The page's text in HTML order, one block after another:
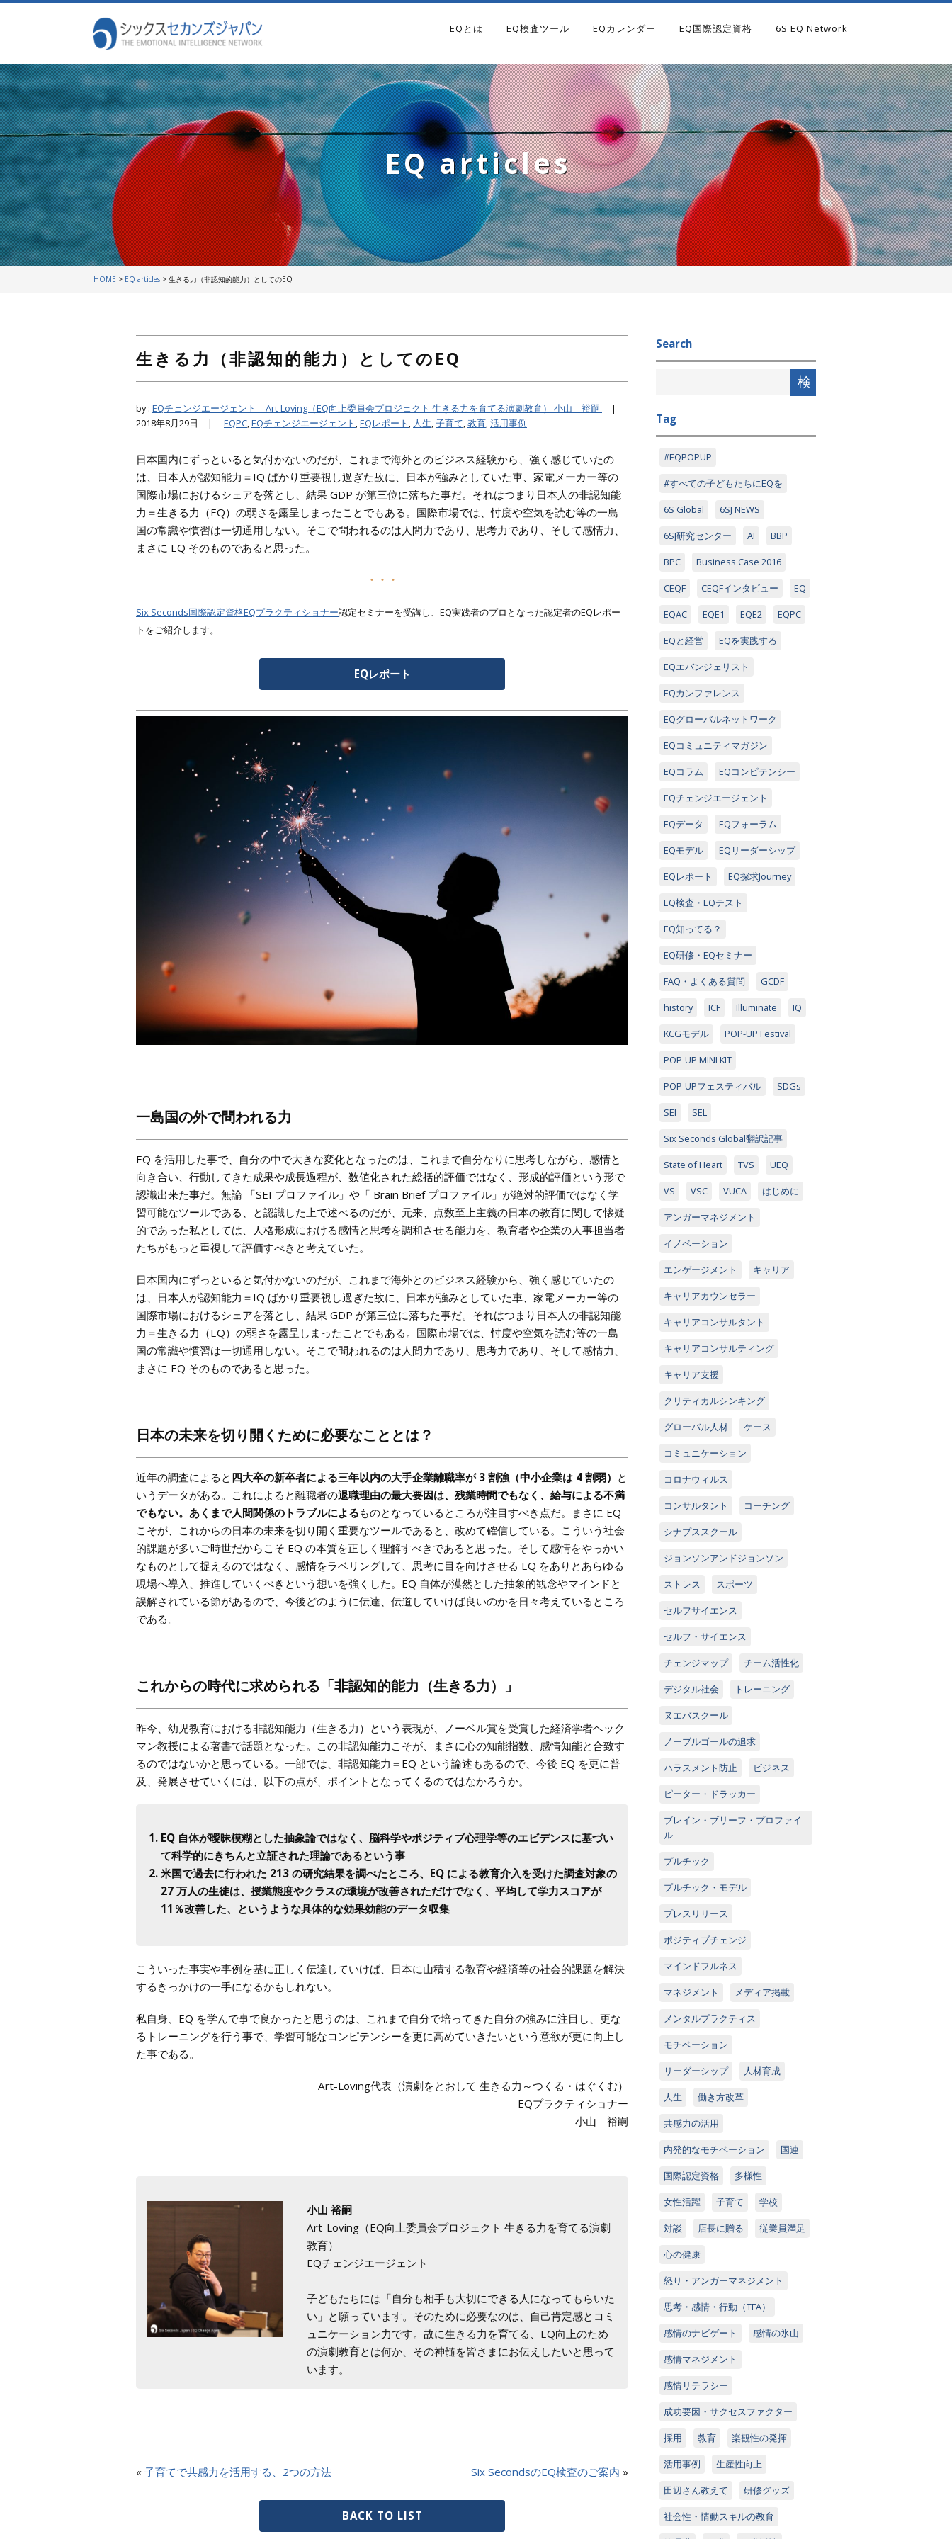
EQとは EQ検査ツール EQカレンダー EQ国際認定資格 6S EQ Network
EQ articles
HOME > EQ articles > 生きる力（非認知的能力）としてのEQ
生きる力（非認知的能力）としてのEQ
by : EQチェンジエージェント｜Art-Loving（EQ向上委員会プロジェクト 生きる力を育てる演劇教育） 小山 裕嗣
|
2018年8月29日 |
EQPC,EQチェンジエージェント ,EQレポート , 人生,子育て,教育,活用事例
日本国内にずっといると気付かないのだが、これまで海外とのビジネス経験から、強く感じていたの
は、日本人が認知能力＝IQ ばかり重要視し過ぎた故に、日本が強みとしていた車、家電メーカー等の
国際市場におけるシェアを落とし、結果 GDP が第三位に落ちた事だ。それはつまり日本人の非認知能
力＝生きる力（EQ）の弱さを露呈しまったことでもある。国際市場では、忖度や空気を読む等の一島
国の常識や慣習は一切通用しない。そこで問われるのは人間力であり、思考力であり、そして感情力、
まさに EQ そのものであると思った。
・・・
Six Seconds国際認定資格EQプラクティショナー認定セミナーを受講し、EQ実践者のプロとなった認定者のEQレポー
トをご紹介します。
EQレポート
一島国の外で問われる力
EQ を活用した事で、自分の中で大きな変化となったのは、これまで自分なりに思考しながら、感情と
向き合い、行動してきた成果や成長過程が、数値化された総括的評価ではなく、形成的評価という形で
認識出来た事だ。無論 「SEI プロファイル」や「 Brain Brief プロファイル」が絶対的評価ではなく学
習可能なツールである、と認識した上で述べるのだが、元来、点数至上主義の日本の教育に関して懐疑
的であった私としては、人格形成における感情と思考を調和させる能力を、教育者や企業の人事担当者
たちがもっと重視して評価すべきと考えていた。
日本国内にずっといると気付かないのだが、これまで海外とのビジネス経験から、強く感じていたの
は、日本人が認知能力＝IQ ばかり重要視し過ぎた故に、日本が強みとしていた車、家電メーカー等の
国際市場におけるシェアを落とし、結果 GDP が第三位に落ちた事だ。それはつまり日本人の非認知能
力＝生きる力（EQ）の弱さを露呈しまったことでもある。国際市場では、忖度や空気を読む等の一島
国の常識や慣習は一切通用しない。そこで問われるのは人間力であり、思考力であり、そして感情力、
まさに EQ そのものであると思った。
日本の未来を切り開くために必要なこととは？
近年の調査によると 四大卒の新卒者による三年以内の大手企業離職率が 3 割強（中小企業は 4 割弱） と
いうデータがある。これによると離職者の退職理由の最大要因は、残業時間でもなく、給与による不満
でもない。あくまで人間関係のトラブルによるものとなっているところが注目すべき点だ。まさに EQ
こそが、これからの日本の未来を切り開く重要なツールであると、改めて確信している。こういう社会
的課題が多いご時世だからこそ EQ の本質を正しく理解すべきであると思った。そして感情をやっかい
なものとして捉えるのではなく、感情をラベリングして、思考に目を向けさせる EQ をありとあらゆる
現場へ導入、推進していくべきという想いを強くした。EQ 自体が漠然とした抽象的観念やマインドと
誤解されている節があるので、今後どのように伝達、伝道していけば良いのかを日々考えているところ
である。
これからの時代に求められる「非認知的能力（生きる力）」
昨今、幼児教育における非認知能力（生きる力）という表現が、ノーベル賞を受賞した経済学者ヘック
マン教授による著書で話題となった。この非認知能力こそが、まさに心の知能指数、感情知能と合致す
るのではないかと思っている。一部では、非認知能力＝EQ という論述もあるので、今後 EQ を更に普
及、発展させていくには、以下の点が、ポイントとなってくるのではなかろうか。
EQ 自体が曖昧模糊とした抽象論ではなく、脳科学やポジティブ心理学等のエビデンスに基づい
て科学的にきちんと立証された理論であるという事
米国で過去に行われた 213 の研究結果を調べたところ、EQ による教育介入を受けた調査対象の
27 万人の生徒は、授業態度やクラスの環境が改善されただけでなく、平均して学力スコアが
11％改善した、というような具体的な効果効能のデータ収集
こういった事実や事例を基に正しく伝達していけば、日本に山積する教育や経済等の社会的課題を解決
するきっかけの一手になるかもしれない。
私自身、EQ を学んで事で良かったと思うのは、これまで自分で培ってきた自分の強みに注目し、更な
るトレーニングを行う事で、学習可能なコンピテンシーを更に高めていきたいという意欲が更に向上し
た事である。
Art-Loving代表（演劇をとおして 生きる力～つくる・はぐくむ）
EQプラクティショナー
小山 裕嗣
小山 裕嗣
Art-Loving（EQ向上委員会プロジェクト 生きる力を育てる演劇
教育）
EQチェンジエージェント
子どもたちには「自分も相手も大切にできる人になってもらいた
い」と願っています。そのために必要なのは、自己肯定感とコミ
ュニケーション力です。故に生きる力を育てる、EQ向上のため
の演劇教育とは何か、その神髄を皆さまにお伝えしたいと思って
います。
« 子育てで共感力を活用する、2つの方法 Six SecondsのEQ検査のご案内 »
BACK TO LIST
Search
Tag
#EQPOPUP
#すべての子どもたちにEQを
6S Global 6SJ NEWS
6SJ研究センター AI BBP
BPC Business Case 2016
CEQF CEQFインタビュー EQ
EQAC EQE1 EQE2 EQPC
EQと経営 EQを実践する
EQエバンジェリスト
EQカンファレンス
EQグローバルネットワーク
EQコミュニティマガジン
EQコラム EQコンピテンシー
EQチェンジエージェント
EQデータ EQフォーラム
EQモデル EQリーダーシップ
EQレポート EQ探求Journey
EQ検査・EQテスト
EQ知ってる？
EQ研修・EQセミナー
FAQ・よくある質問 GCDF
history ICF Illuminate IQ
KCGモデル POP-UP Festival
POP-UP MINI KIT
POP-UPフェスティバル SDGs
SEI SEL
Six Seconds Global翻訳記事
State of Heart TVS UEQ
VS VSC VUCA はじめに
アンガーマネジメント
イノベーション
エンゲージメント キャリア
キャリアカウンセラー
キャリアコンサルタント
キャリアコンサルティング
キャリア支援
クリティカルシンキング
グローバル人材 ケース
コミュニケーション
コロナウィルス
コンサルタント コーチング
シナプススクール
ジョンソンアンドジョンソン
ストレス スポーツ
セルフサイエンス
セルフ・サイエンス
チェンジマップ チーム活性化
デジタル社会 トレーニング
ヌエバスクール
ノーブルゴールの追求
ハラスメント防止 ビジネス
ピーター・ドラッカー
ブレイン・ブリーフ・プロファイ
ル
プルチック
プルチック・モデル
プレスリリース
ポジティブチェンジ
マインドフルネス
マネジメント メディア掲載
メンタルプラクティス
モチベーション
リーダーシップ 人材育成
人生 働き方改革
共感力の活用
内発的なモチベーション 国連
国際認定資格 多様性
女性活躍 子育て 学校
対談 店長に贈る 従業員満足
心の健康
怒り・アンガーマネジメント
思考・感情・行動（TFA）
感情のナビゲート 感情の氷山
感情マネジメント
感情リテラシー
成功要因・サクセスファクター
採用 教育 楽観性の発揮
活用事例 生産性向上
田辺さん教えて 研修グッズ
社会性・情動スキルの教育